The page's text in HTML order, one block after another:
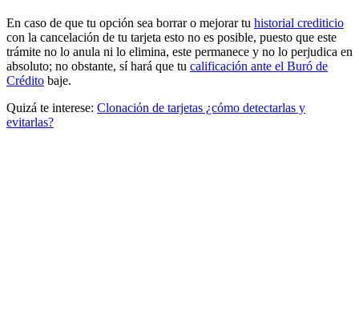
En caso de que tu opción sea borrar o mejorar tu historial crediticio
con la cancelación de tu tarjeta esto no es posible, puesto que este
trámite no lo anula ni lo elimina, este permanece y no lo perjudica en
absoluto; no obstante, sí hará que tu calificación ante el Buró de
Crédito baje.
Quizá te interese: Clonación de tarjetas ¿cómo detectarlas y
evitarlas?